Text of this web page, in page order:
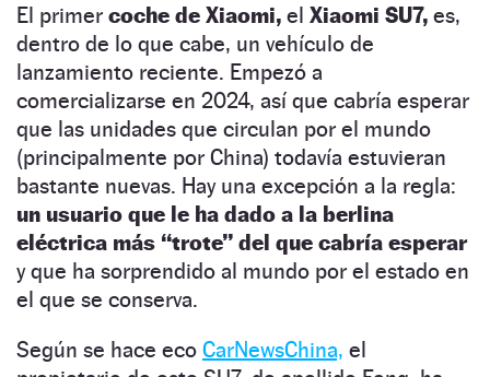
El primer coche de Xiaomi, el Xiaomi SU7, es,
dentro de lo que cabe, un vehículo de
lanzamiento reciente. Empezó a
comercializarse en 2024, así que cabría esperar
que las unidades que circulan por el mundo
(principalmente por China) todavía estuvieran
bastante nuevas. Hay una excepción a la regla:
un usuario que le ha dado a la berlina
eléctrica más “trote” del que cabría esperar
y que ha sorprendido al mundo por el estado en
el que se conserva.
Según se hace eco CarNewsChina, el